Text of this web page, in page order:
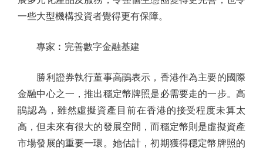
一些大型機構投資者覺得更有保障。
專家︰完善數字金融基建
勝利證券執行董事高鵑表示，香港作為主要的國際
金融中心之一，推出穩定幣牌照是必需要走的一步。高
鵑認為，雖然虛擬資產目前在香港的接受程度未算太
高，但未來有很大的發展空間，而穩定幣則是虛擬資產
市場發展的重要一環。她估計，初期獲得穩定幣牌照的